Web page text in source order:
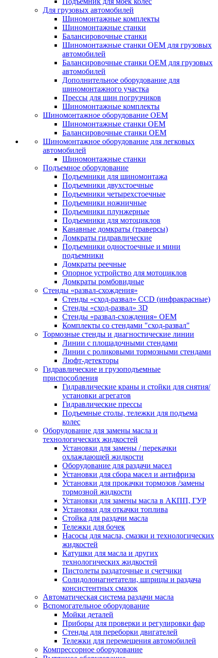
Для грузовых автомобилей
Шиномонтажные комплекты
Шиномонтажные станки
Балансировочные станки
Шиномонтажные станки ОЕМ для грузовых
автомобилей
Балансировочные станки ОЕМ для грузовых
автомобилей
Дополнительное оборудование для
шиномонтажного участка
Прессы для шин погрузчиков
Шиномонтажные комплекты
Шиномонтажное оборудование ОЕМ
Шиномонтажные станки ОЕМ
Балансировочные станки ОЕМ
Шиномонтажное оборудование для легковых
автомобилей
Шиномонтажные станки
Подъемное оборудование
Подъемники для шиномонтажа
Подъемники двухстоечные
Подъемники четырехстоечные
Подъемники ножничные
Подъемники плунжерные
Подъемники для мотоциклов
Канавные домкраты (траверсы)
Домкраты гидравлические
Подъемники одностоечные и мини
подъемники
Домкраты реечные
Опорное устройство для мотоциклов
Домкраты ромбовидные
Стенды «развал-схождения»
Стенды «сход-развал» CCD (инфракрасные)
Стенды «сход-развал» 3D
Стенды «развал-схождения» ОЕМ
Комплекты со стендами "сход-развал"
Тормозные стенды и диагностические линии
Линии с площадочными стендами
Линии с роликовыми тормозными стендами
Люфт-детекторы
Гидравлические и грузоподъемные
приспособления
Гидравлические краны и стойки для снятия/
установки агрегатов
Гидравлические прессы
Подъемные столы, тележки для подъема
колес
Оборудование для замены масла и
технологических жидкостей
Установки для замены / перекачки
охлаждающей жидкости
Оборудование для раздачи масел
Установки для сбора масел и антифриза
Установки для прокачки тормозов /замены
тормозной жидкости
Установки для замены масла в АКПП, ГУР
Установки для откачки топлива
Стойка для раздачи масла
Тележки для бочек
Насосы для масла, смазки и технологических
жидкостей
Катушки для масла и других
технологических жидкостей
Пистолеты раздаточные и счетчики
Солидолонагнетатели, шприцы и раздача
консистентных смазок
Автоматическая система раздачи масла
Вспомогательное оборудование
Мойки деталей
Приборы для проверки и регулировки фар
Стенды для переборки двигателей
Тележки для перемещения автомобилей
Компрессорное оборудование